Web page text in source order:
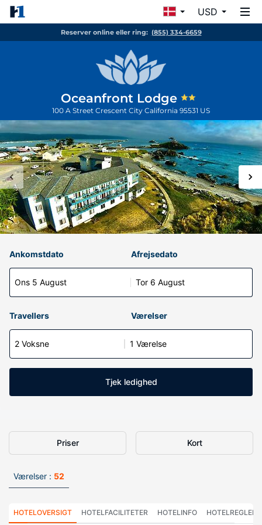
USD
Reserver online eller ring: (855) 334-6659
Oceanfront Lodge
100 A Street Crescent City California 95531 US
Ankomstdato
Ons 5 August
Afrejsedato
Tor 6 August
Travellers Værelser
2 Voksne 1 Værelse
Tjek ledighed
Priser Kort
Værelser : 52
HOTELOVERSIGT HOTELFACILITETER HOTELINFO HOTELREGLER